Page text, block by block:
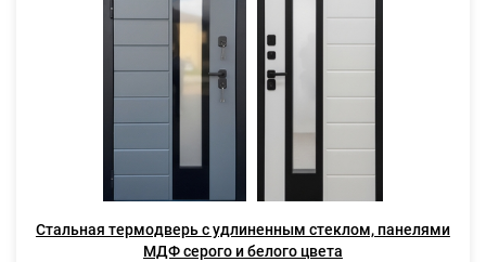
Стальная термодверь с удлиненным стеклом, панелями
МДФ серого и белого цвета